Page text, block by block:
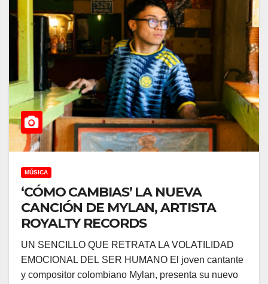
MÚSICA
‘CÓMO CAMBIAS’ LA NUEVA
CANCIÓN DE MYLAN, ARTISTA
ROYALTY RECORDS
UN SENCILLO QUE RETRATA LA VOLATILIDAD
EMOCIONAL DEL SER HUMANO El joven cantante
y compositor colombiano Mylan, presenta su nuevo